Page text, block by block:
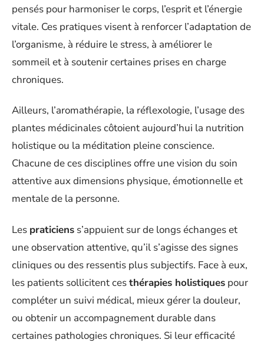
pensés pour harmoniser le corps, l’esprit et l’énergie
vitale. Ces pratiques visent à renforcer l’adaptation de
l’organisme, à réduire le stress, à améliorer le
sommeil et à soutenir certaines prises en charge
chroniques.
Ailleurs, l’aromathérapie, la réflexologie, l’usage des
plantes médicinales côtoient aujourd’hui la nutrition
holistique ou la méditation pleine conscience.
Chacune de ces disciplines offre une vision du soin
attentive aux dimensions physique, émotionnelle et
mentale de la personne.
Les praticiens s’appuient sur de longs échanges et
une observation attentive, qu’il s’agisse des signes
cliniques ou des ressentis plus subjectifs. Face à eux,
les patients sollicitent cesthérapies holistiques pour
compléter un suivi médical, mieux gérer la douleur,
ou obtenir un accompagnement durable dans
certaines pathologies chroniques. Si leur efficacité